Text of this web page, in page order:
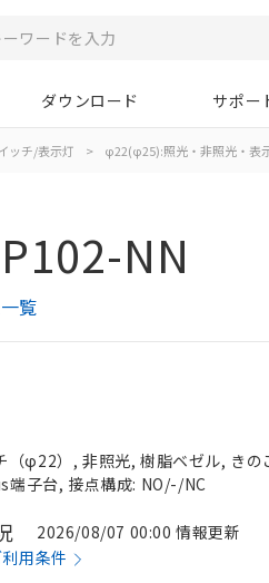
ダウンロード サポー
ッチ/表示灯 > φ22(φ25):照光・非照光・表
NN
覧
（φ22）, 非照光, 樹脂ベゼル, き
端子台, 接点構成: NO/-/NC
2026/08/07 00:00 情報更新
用条件